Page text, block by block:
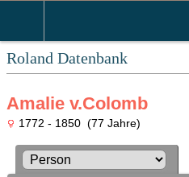
Roland Datenbank
Amalie v.Colomb
1772 - 1850 (77 Jahre)